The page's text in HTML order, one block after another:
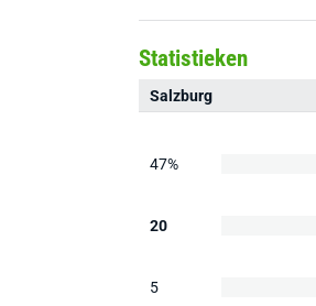
Statistieken
Salzburg
47%
20
5